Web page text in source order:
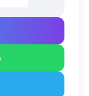
мм Satin